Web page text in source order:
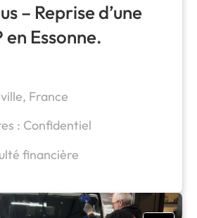
– Reprise d’une
Essonne.
France
: Confidentiel
financière